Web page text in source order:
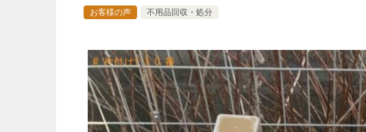
お客様の声
不用品回収・処分